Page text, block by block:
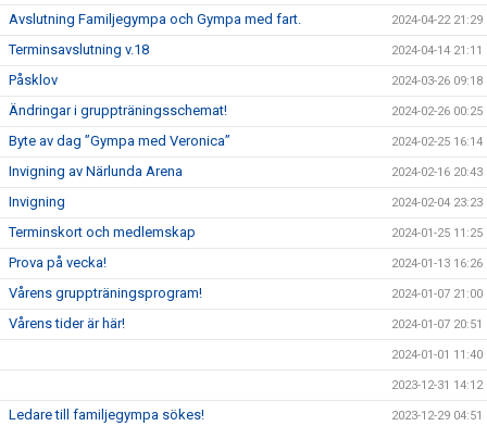
Avslutning Familjegympa och Gympa med fart. 2024-04-22 21:29
Terminsavslutning v.18 2024-04-14 21:11
Påsklov 2024-03-26 09:18
Ändringar i gruppträningsschemat! 2024-02-26 00:25
Byte av dag ”Gympa med Veronica” 2024-02-25 16:14
Invigning av Närlunda Arena 2024-02-16 20:43
Invigning 2024-02-04 23:23
Terminskort och medlemskap 2024-01-25 11:25
Prova på vecka! 2024-01-13 16:26
Vårens gruppträningsprogram! 2024-01-07 21:00
Vårens tider är här! 2024-01-07 20:51
2024-01-01 11:40
2023-12-31 14:12
Ledare till familjegympa sökes! 2023-12-29 04:51